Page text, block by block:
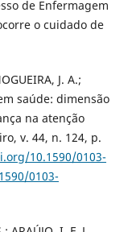
de Enfermagem
o cuidado de
J. A.;
saúde: dimensão
na atenção
v. 44, n. 124, p.
10.1590/0103-
0103-